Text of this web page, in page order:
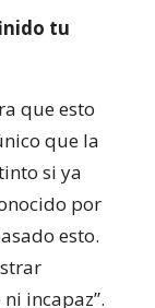
tu
que esto
que la
si ya
por
esto.
incapaz”.